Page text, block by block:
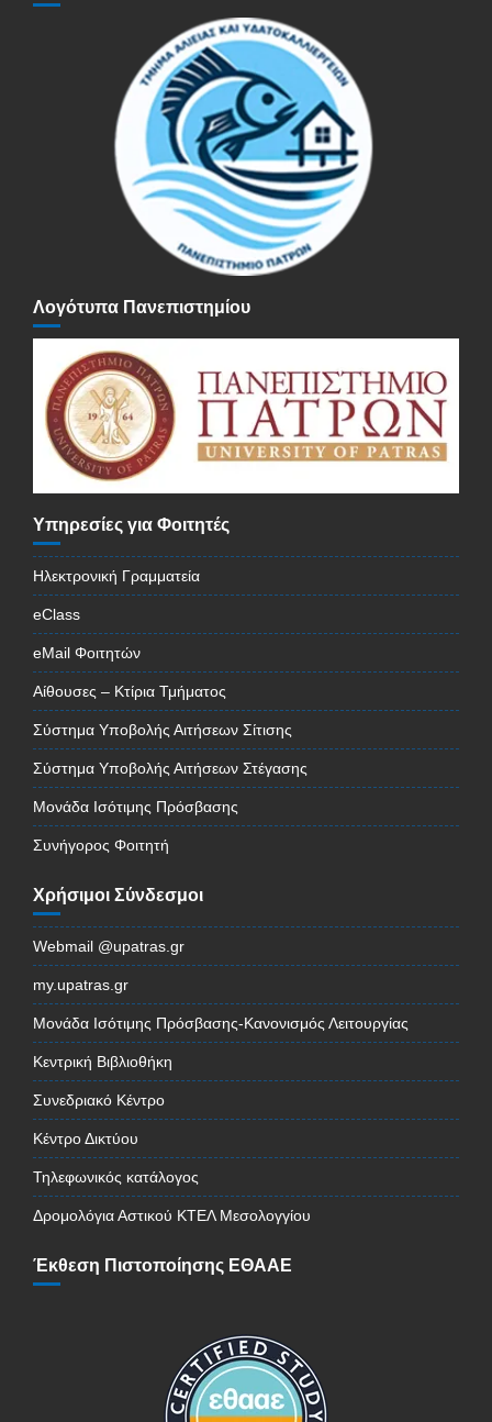
Λογότυπα Πανεπιστημίου
Υπηρεσίες για Φοιτητές
Ηλεκτρονική Γραμματεία
eClass
eMail Φοιτητών
Αίθουσες – Κτίρια Τμήματος
Σύστημα Υποβολής Αιτήσεων Σίτισης
Σύστημα Υποβολής Αιτήσεων Στέγασης
Μονάδα Ισότιμης Πρόσβασης
Συνήγορος Φοιτητή
Χρήσιμοι Σύνδεσμοι
Webmail @upatras.gr
my.upatras.gr
Μονάδα Ισότιμης Πρόσβασης-Κανονισμός Λειτουργίας
Κεντρική Βιβλιοθήκη
Συνεδριακό Κέντρο
Κέντρο Δικτύου
Τηλεφωνικός κατάλογος
Δρομολόγια Αστικού ΚΤΕΛ Μεσολογγίου
Έκθεση Πιστοποίησης ΕΘΑΑΕ